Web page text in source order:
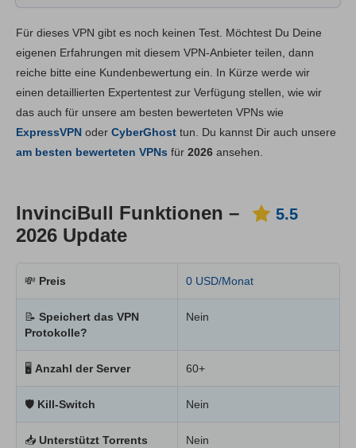
Hauptfunktionen 5.5
Installation und Apps 5.6
Zuverlässigkeit & Support 3.6
Für dieses VPN gibt es noch keinen Test. Möchtest Du Deine
eigenen Erfahrungen mit diesem VPN-Anbieter teilen, dann
reiche bitte eine Kundenbewertung ein. In Kürze werde wir
einen detaillierten Expertentest zur Verfügung stellen, wie wir
das auch für unsere am besten bewerteten VPNs wie
ExpressVPN oder CyberGhost tun. Du kannst Dir auch unsere
am besten bewerteten VPNs für 2026 ansehen.
InvinciBull Funktionen –
2026 Update
5.5
💸 Preis 0 USD/Monat
📝 Speichert das VPN
Protokolle?
Nein
🖥 Anzahl der Server 60+
🛡 Kill-Switch Nein
📥 Unterstützt Torrents Nein